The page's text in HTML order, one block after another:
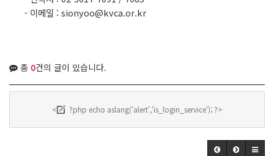
- 이메일 : sionyoo@kvca.or.kr
총 0건의 글이 있습니다.
< ?php echo aslang('alert','is_login_service'); ?>